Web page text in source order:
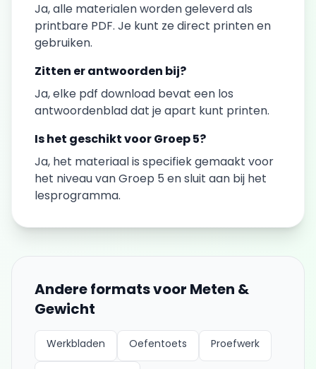
Ja, alle materialen worden geleverd als
printbare PDF. Je kunt ze direct printen en
gebruiken.
Zitten er antwoorden bij?
Ja, elke pdf download bevat een los
antwoordenblad dat je apart kunt printen.
Is het geschikt voorGroep 5?
Ja, het materiaal is specifiek gemaakt voor
het niveau vanGroep 5 en sluit aan bij het
lesprogramma.
Andere formats voor Meten &
Gewicht
Werkbladen Oefentoets Proefwerk